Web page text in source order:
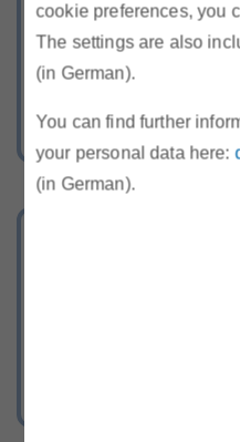
cookie preferences, you
The settings are also
(in German).
You can find further
your personal data here:
(in German).
Berechnen
und